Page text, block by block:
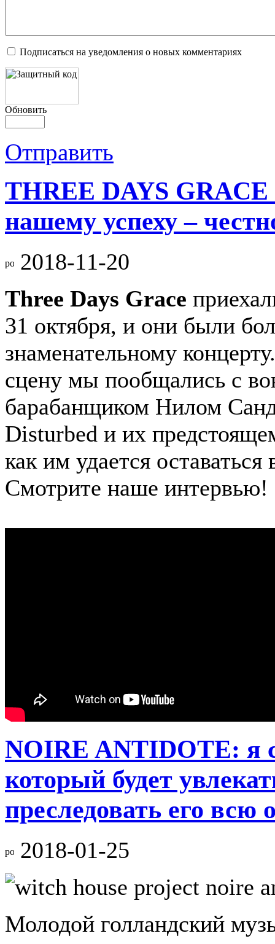
Подписаться на уведомления о новых комментариях
Обновить
Отправить
THREE DAYS
нашему успеху –
2018-11-20
Three Days Grace
31 октября, и они были
знаменательному
сцену мы пообщались с
барабанщиком Нилом
Disturbed и их
как им удается
Смотрите наше интервью!
NOIRE ANTIDOTE: я
который будет
преследовать его
2018-01-25
Молодой голландский